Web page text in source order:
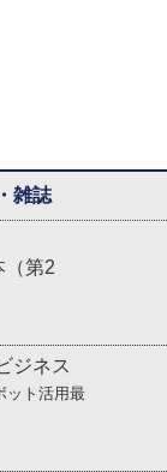
雑誌
（第2
ジネス
ット活用最